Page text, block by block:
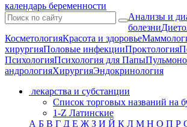
календарь беременности
Анализы и
болезни
КосметологияКрасота и здоровье
хирургияПоловые инфекцииПроктология
ПсихологияПсихология для Папы
андрологияХирургияЭндокринология
лекарства и субстанции
Список торговых названий на
1-Z Латинские
А Б В Г Д Е Ж З И Й К Л М Н О П Р